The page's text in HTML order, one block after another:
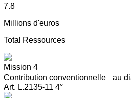
7.8
Millions d'euros
Total Ressources
Mission 4
Contribution conventionnelle au
Art. L.2135-11 4°